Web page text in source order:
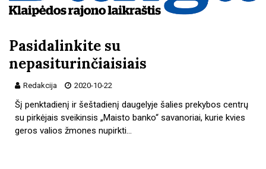
Pasidalinkite su
nepasiturinčiaisiais
Redakcija 2020-10-22
Šį penktadienį ir šeštadienį daugelyje šalies prekybos centrų
su pirkėjais sveikinsis „Maisto banko“ savanoriai, kurie kvies
geros valios žmones nupirkti…